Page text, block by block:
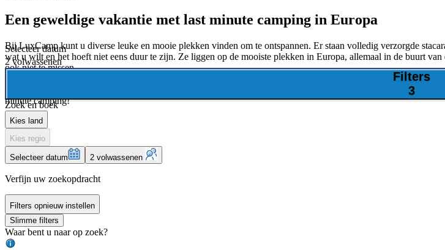
Een geweldige vakantie met last minute camping in Europa
Bij LuxCamp kunt u diverse leuke en mooie plekken vinden om te ontspannen. Er staan volledig verzorgde
wat u wilt en het hoeft niet eens duur te zijn. Ze liggen op de mooiste plekken in Europa, allemaal in de buurt
ook niet te missen.
Bekijk de last minute korting die LuxCamp aanbiedt voor een voordelige vakantie. Kijk meteen of er iets voor u,
minute camping!
Selecteer datum
2 volwassenen
Filters
3
Zoek en boek
Kies land
Kies regio
Selecteer datum 2 volwassenen
Verfijn uw zoekopdracht
Filters opnieuw instellen
Slimme filters
Waar bent u naar op zoek?